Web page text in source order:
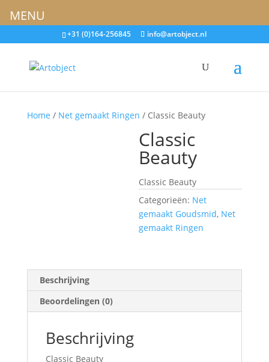
+31 (0)164-256845 info@artobject.nl
Home / Net gemaakt Ringen / Classic Beauty
Classic
Beauty
Classic Beauty
Categorieën: Net
gemaakt Goudsmid, Net
gemaakt Ringen
Beschrijving
Beoordelingen (0)
Beschrijving
Classic Beauty
MENU